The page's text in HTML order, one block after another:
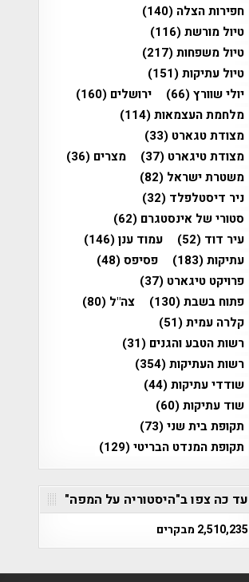
חפירות הצלה (140)
טיול מורשת(116)
טיול משפחות(217)
טיול עתיקות(151)
יולי שוורץ(66) ירושלים (160)
מלחמת העצמאות(114)
מצודת טגארט (33)
מצודת טיגארט (37) מצרים (36)
משטרת ישראל (82)
ניר דיסטלפלד (32)
סטורי של אינסטגרם (62)
עיר דוד (52) עמוד ענן(146)
עתיקות(183) פסיפס(48)
פרויקט טיגארט (37)
פתוח בשבת(130) צה"ל (80)
קלרה עמית(51)
רשות הטבע והגנים (31)
רשות העתיקות(354)
שודדי עתיקות(44)
שוד עתיקות(60)
תקופת בית שני(73)
תקופת המנדט הבריטי(129)
עד כה צפו ב"היסטוריה על המפה"
2,510,235 מבקרים